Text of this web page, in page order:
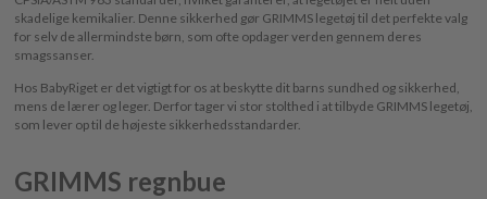
skadelige kemikalier. Denne sikkerhed gør GRIMMS legetøj til det perfekte valg
for selv de allermindste børn, som ofte opdager verden gennem deres
smagssanser.
Hos BabyRiget er det vigtigt for os at beskytte dit barns sundhed og sikkerhed,
mens de lærer og leger. Derfor tager vi stor stolthed i at tilbyde GRIMMS legetøj,
som lever op til de højeste sikkerhedsstandarder.
GRIMMS regnbue